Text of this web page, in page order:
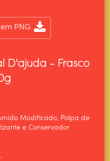
PNG
D'ajuda - Frasco
Modificado, Polpa de
e Conservador